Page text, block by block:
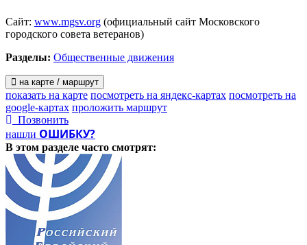
Сайт: www.mgsv.org (официальный сайт Московского
городского совета ветеранов)
Разделы: Общественные движения
на карте / маршрут
показать на карте посмотреть на яндекс-картах посмотреть на
google-картах проложить маршрут
Позвонить
нашли ОШИБКУ?
В этом разделе часто смотрят: